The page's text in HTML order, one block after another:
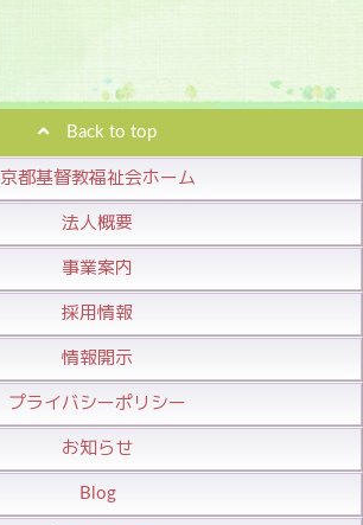
Back to top
京都基督教福祉会ホーム
法人概要
事業案内
採用情報
情報開示
プライバシーポリシー
お知らせ
Blog